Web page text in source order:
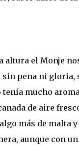
el Monje
pena ni gloria,
mucho
de aire
más de malta
aunque con